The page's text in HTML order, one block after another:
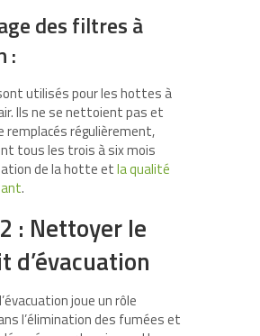
des filtres à
:
utilisés pour les hottes à
Ils ne se nettoient pas et
remplacés régulièrement,
tous les trois à six mois
de la hotte etla qualité
.
: Nettoyer le
d’évacuation
joue un rôle
l’élimination des fumées et